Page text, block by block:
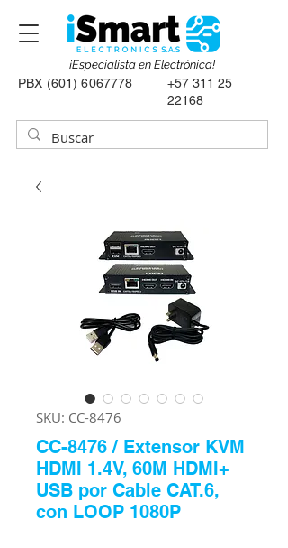
PBX (601) 6067778
+57 311 25
22168
¡Especialista en Electrónica!
SKU: CC-8476
CC-8476 / Extensor KVM
HDMI 1.4V, 60M HDMI+
USB por Cable CAT.6,
con LOOP 1080P